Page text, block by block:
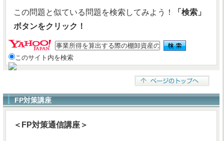
この問題と似ている問題を検索してみよう！
「検索」
ボタンをクリック！
このサイト内を検索
FP対策講座
＜FP対策通信講座＞